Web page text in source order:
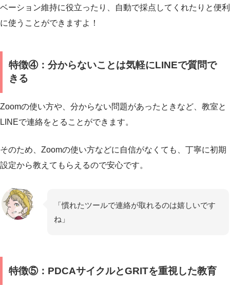
ベーション維持に役立ったり、自動で採点してくれたりと便利
に使うことができますよ！
特徴④：分からないことは気軽にLINEで質問で
きる
Zoomの使い方や、分からない問題があったときなど、教室と
LINEで連絡をとることができます。
そのため、Zoomの使い方などに自信がなくても、丁寧に初期
設定から教えてもらえるので安心です。
「慣れたツールで連絡が取れるのは嬉しいです
ね」
特徴⑤：PDCAサイクルとGRITを重視した教育